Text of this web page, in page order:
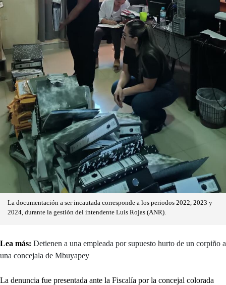
La documentación a ser incautada corresponde a los periodos 2022, 2023 y
2024, durante la gestión del intendente Luis Rojas (ANR).
Lea más: Detienen a una empleada por supuesto hurto de un corpiño a
una concejala de Mbuyapey
La denuncia fue presentada ante la Fiscalía por la concejal colorada